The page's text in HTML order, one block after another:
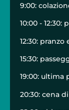
9:00:
10:00 - 12:30:
12:30:
15:30:
19:00: ultima
20:30: cena